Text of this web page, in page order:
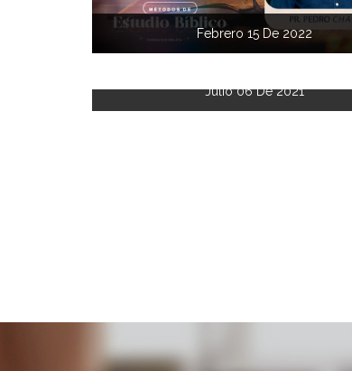
Febrero 15 De 2022
Julio 06 De 2021